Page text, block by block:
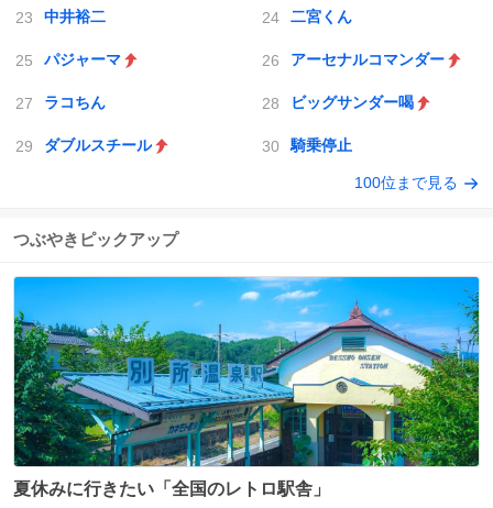
中井裕二 二宮くん
パジャーマ アーセナルコマンダー
ラコちん ビッグサンダー喝
ダブルスチール 騎乗停止
100位まで見る
つぶやきピックアップ
夏休みに行きたい「全国のレトロ駅舎」